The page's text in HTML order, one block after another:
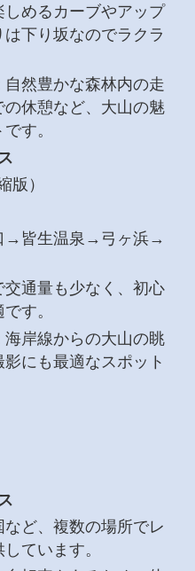
めるカーブやアップ
下り坂なのでラクラ
然豊かな森林内の走
休憩など、大山の魅
す。
版）
→皆生温泉→弓ヶ浜→
通量も少なく、初心
す。
岸線からの大山の眺
にも最適なスポット
ど、複数の場所でレ
ています。